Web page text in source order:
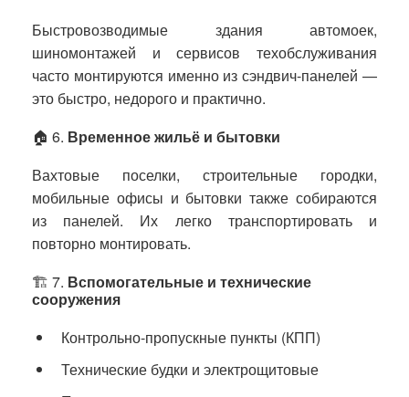
Быстровозводимые здания автомоек,
шиномонтажей и сервисов техобслуживания
часто монтируются именно из сэндвич-панелей —
это быстро, недорого и практично.
🏠 6. Временное жильё и бытовки
Вахтовые поселки, строительные городки,
мобильные офисы и бытовки также собираются
из панелей. Их легко транспортировать и
повторно монтировать.
🏗️ 7. Вспомогательные и технические
сооружения
Контрольно-пропускные пункты (КПП)
Технические будки и электрощитовые